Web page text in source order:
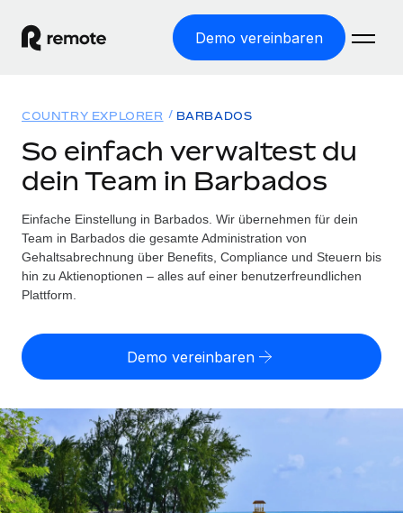
Demo vereinbaren
WELTWEITE BESCHÄFTIGUNG
Globale Payroll
Einfache, rechtssicher Payroll
Employer of Record
Weltweites Wachstum ohne Kosten für Niederlassungen
Contractor of Record
Rechtssichere, weltweite Arbeit mit Freelancer:innen
Globales Onboarding und Verwalten von
Freelancer:innen
PEO
Auslagern von komplexen HR-Aufgaben
Lösungen
WELTWEITE ABDECKUNG
Country Explorer
Länderspezifische Unterstützung bei der Einstellung
Einfache Einstellung in allen US-Bundesstaaten
WACHSTUMSPHASE
Startups
Agile HR- und Payroll-Lösungen für wachsende
Ressourcen
TOOLS UND RECHNER
Scheinselbstständigkeitsrisiko berechnen
Personalkostenrechner
Gesamtbeschäftigungskosten
Honorarzahlungen berechnen
Informationen zu möglichen Währungen und
Abwicklungsfristen für globale Freelancer:innen
Preise
Nederlands
Français
Anmelden
COUNTRY EXPLORER BARBADOS
So einfach verwaltest du
dein Team in Barbados
Einfache Einstellung in Barbados. Wir übernehmen für dein
Team in Barbados die gesamte Administration von
Gehaltsabrechnung über Benefits, Compliance und Steuern bis
hin zu Aktienoptionen – alles auf einer benutzerfreundlichen
Plattform.
Demo vereinbaren